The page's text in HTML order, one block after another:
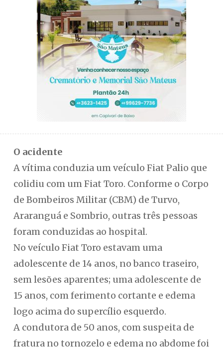
O acidente
A vítima conduzia um veículo Fiat Palio que
colidiu com um Fiat Toro. Conforme o Corpo
de Bombeiros Militar (CBM) de Turvo,
Araranguá e Sombrio, outras três pessoas
foram conduzidas ao hospital.
No veículo Fiat Toro estavam uma
adolescente de 14 anos, no banco traseiro,
sem lesões aparentes; uma adolescente de
15 anos, com ferimento cortante e edema
logo acima do supercílio esquerdo.
A condutora de 50 anos, com suspeita de
fratura no tornozelo e edema no abdome foi